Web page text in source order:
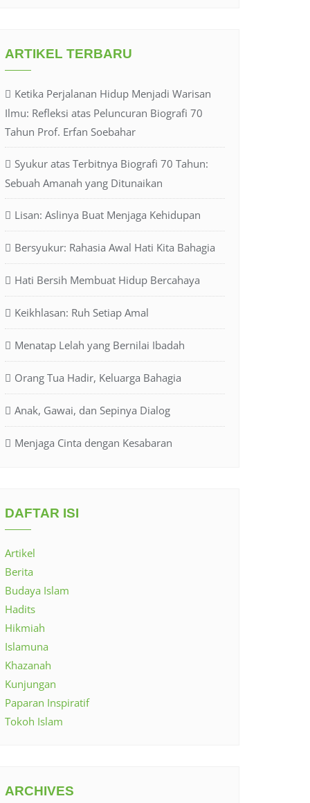
ARTIKEL TERBARU
Ketika Perjalanan Hidup Menjadi Warisan
Ilmu: Refleksi atas Peluncuran Biografi 70
Tahun Prof. Erfan Soebahar
Syukur atas Terbitnya Biografi 70 Tahun:
Sebuah Amanah yang Ditunaikan
Lisan: Aslinya Buat Menjaga Kehidupan
Bersyukur: Rahasia Awal Hati Kita Bahagia
Hati Bersih Membuat Hidup Bercahaya
Keikhlasan: Ruh Setiap Amal
Menatap Lelah yang Bernilai Ibadah
Orang Tua Hadir, Keluarga Bahagia
Anak, Gawai, dan Sepinya Dialog
Menjaga Cinta dengan Kesabaran
DAFTAR ISI
Artikel
Berita
Budaya Islam
Hadits
Hikmiah
Islamuna
Khazanah
Kunjungan
Paparan Inspiratif
Tokoh Islam
ARCHIVES